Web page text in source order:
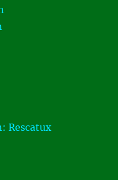
Rescatux